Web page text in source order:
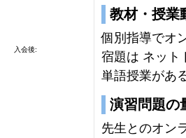
入会後:
教材・授業
個別指導でオ
宿題は ネット
単語授業があ
演習問題の
先生とのオン